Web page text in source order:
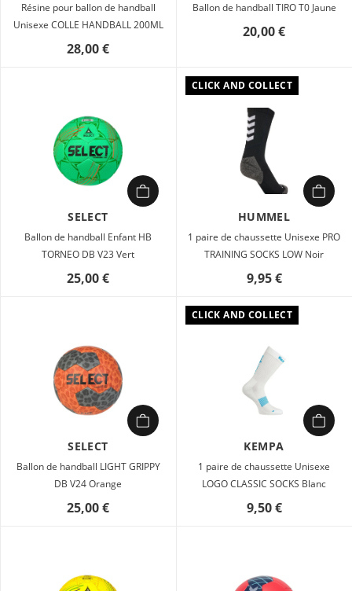
Résine pour ballon de handball
Unisexe COLLE HANDBALL 200ML
28,00 €
Ballon de handball TIRO T0 Jaune
20,00 €
SELECT
Ballon de handball Enfant HB
TORNEO DB V23 Vert
25,00 €
CLICK AND COLLECT
HUMMEL
1 paire de chaussette Unisexe PRO
TRAINING SOCKS LOW Noir
9,95 €
SELECT
Ballon de handball LIGHT GRIPPY
DB V24 Orange
25,00 €
CLICK AND COLLECT
KEMPA
1 paire de chaussette Unisexe
LOGO CLASSIC SOCKS Blanc
9,50 €